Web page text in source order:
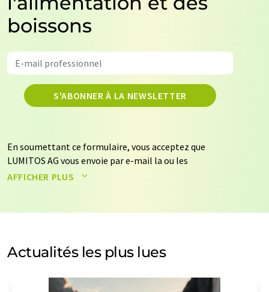
boissons
S'ABONNER À LA NEWSLETTER
En soumettant ce formulaire, vous acceptez que
LUMITOS AG vous envoie par e-mail la ou les
newsletters sélectionnées ci-dessus. Vos données ne
protection des données. LUMITOS peut vous contacter
et d'opinion. Vous pouvez à tout moment révoquer
votre consentement sans indication de motifs à
Allemagne ou par e-mail à
revoke@lumitos.com
avec
AFFICHER PLUS
Actualités les plus lues